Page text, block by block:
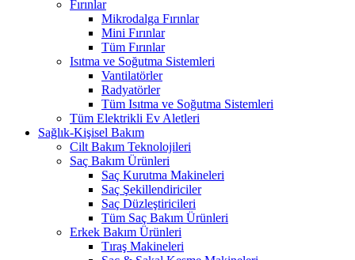
Fırınlar
Mikrodalga Fırınlar
Mini Fırınlar
Tüm Fırınlar
Isıtma ve Soğutma Sistemleri
Vantilatörler
Radyatörler
Tüm Isıtma ve Soğutma Sistemleri
Tüm Elektrikli Ev Aletleri
Sağlık-Kişisel Bakım
Cilt Bakım Teknolojileri
Saç Bakım Ürünleri
Saç Kurutma Makineleri
Saç Şekillendiriciler
Saç Düzleştiricileri
Tüm Saç Bakım Ürünleri
Erkek Bakım Ürünleri
Tıraş Makineleri